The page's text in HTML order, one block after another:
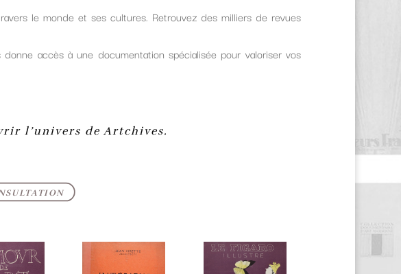
le monde et ses cultures. Retrouvez des milliers de revues
accès à une documentation spécialisée pour valoriser vos
l’univers de Artchives.